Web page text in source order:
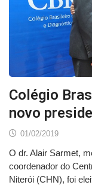
Colégio
novo
01/02/2019
O dr. Alair Sarmet,
coordenador do
Niterói (CHN), foi